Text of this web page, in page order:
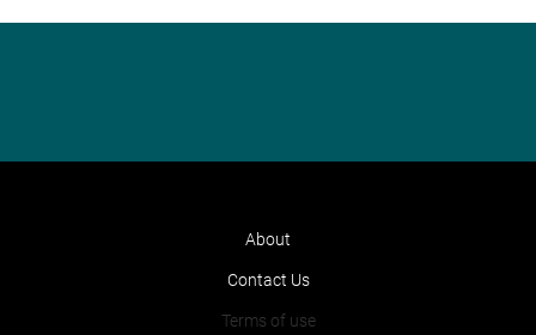
About
Contact Us
Terms of use